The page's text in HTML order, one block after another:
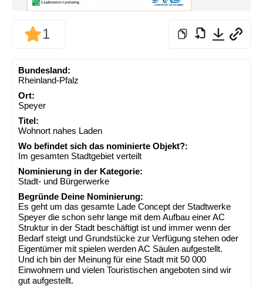
1
Bundesland:
Rheinland-Pfalz
Ort:
Speyer
Titel:
Wohnort nahes Laden
Wo befindet sich das nominierte Objekt?:
Im gesamten Stadtgebiet verteilt
Nominierung in der Kategorie:
Stadt- und Bürgerwerke
Begründe Deine Nominierung:
Es geht um das gesamte Lade Concept der Stadtwerke
Speyer die schon sehr lange mit dem Aufbau einer AC
Struktur in der Stadt beschäftigt ist und immer wenn der
Bedarf steigt und Grundstücke zur Verfügung stehen oder
Eigentümer mit spielen werden AC Säulen aufgestellt.
Und ich bin der Meinung für eine Stadt mit 50 000
Einwohnern und vielen Touristischen angeboten sind wir
gut aufgestellt.